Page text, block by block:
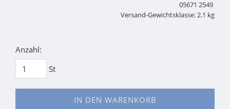
05671 2549
Versand-Gewichtsklasse: 2.1 kg
Anzahl:
St
IN DEN WARENKORB